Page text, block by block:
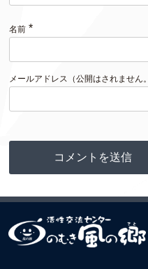
名前 *
メールアドレス（公開はされません